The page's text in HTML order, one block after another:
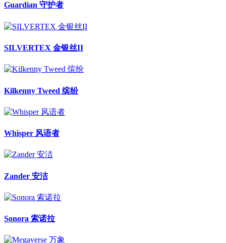
Guardian 守护者
SILVERTEX 金银丝II
Kilkenny Tweed 缤纷
Whisper 风语者
Zander 安洁
Sonora 索诺拉